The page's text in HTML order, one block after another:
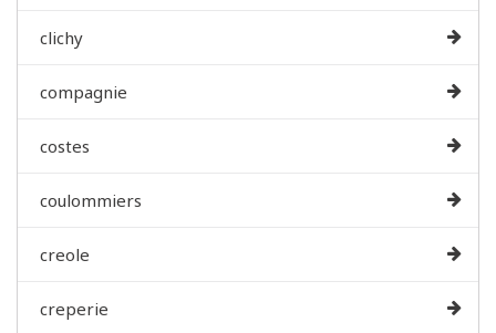
clichy
compagnie
costes
coulommiers
creole
creperie